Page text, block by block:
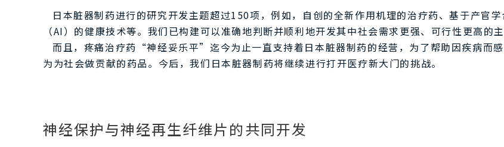
日本脏器制药进行的研究开发主题超过150项，例如，自创的全新作用机理的治疗药、基于产官
（AI）的健康技术等。我们已构建可以准确地判断并顺利地开发其中社会需求更强、可行性更高的主
而且，疼痛治疗药“神经妥乐平”迄今为止一直支持着日本脏器制药的经营，为了帮助因疾病而
为为社会做贡献的药品。今后，我们日本脏器制药将继续进行打开医疗新大门的挑战。
神经保护与神经再生纤维片的共同开发